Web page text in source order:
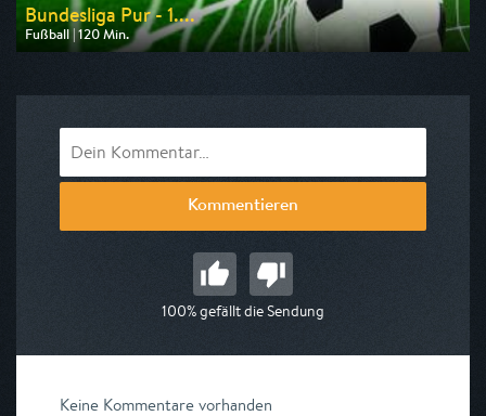
Bundesliga Pur - 1....
Fußball | 120 Min.
Ausgestrahlt von Sport 1
Kommentieren
100% gefällt die Sendung
Keine Kommentare vorhanden